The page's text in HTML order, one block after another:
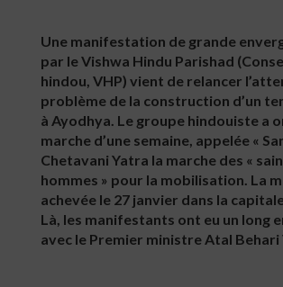
Une manifestation de grande
par le Vishwa Hindu Parishad
hindou, VHP) vient de relancer
problème de la construction d’un
à Ayodhya. Le groupe hindouiste a
marche d’une semaine, appelée «
Chetavani Yatra la marche des «
hommes » pour la mobilisation. La
achevée le 27 janvier dans la
Là, les manifestants ont eu un long
avec le Premier ministre Atal Behari